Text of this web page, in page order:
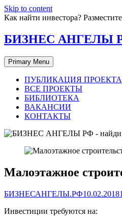
Skip to content
Как найти инвестора?
БИЗНЕС АНГЕЛЫ
Primary Menu
ПУБЛИКАЦИЯ ПРОЕКТА
ВСЕ ПРОЕКТЫ
БИБЛИОТЕКА
ВАКАНСИИ
КОНТАКТЫ
Малоэтажное
БИЗНЕСАНГЕЛЫ.РФ10.02.2018
Инвестиции требуются на: